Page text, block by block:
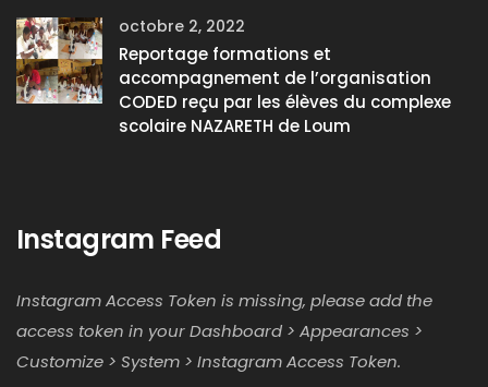
octobre 2, 2022
Reportage formations et
accompagnement de l’organisation
CODED reçu par les élèves du complexe
scolaire NAZARETH de Loum
Instagram Feed
Instagram Access Token is missing, please add the
access token in your Dashboard > Appearances >
Customize > System > Instagram Access Token.